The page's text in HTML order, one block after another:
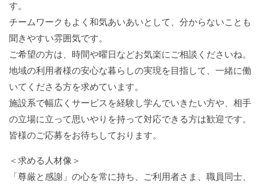
す。
チームワークもよく和気あいあいとして、分からないことも
聞きやすい雰囲気です。
ご希望の方は、時間や曜日などお気楽にご相談くださいね。
地域の利用者様の安心な暮らしの実現を目指して、一緒に働
いてくださる方を求めています。
施設系で幅広くサービスを経験し学んでいきたい方や、相手
の立場に立って思いやりを持って対応できる方は歓迎です。
皆様のご応募をお待ちしております。
＜求める人材像＞
「尊厳と感謝」の心を常に持ち、ご利用者さま、職員同士、